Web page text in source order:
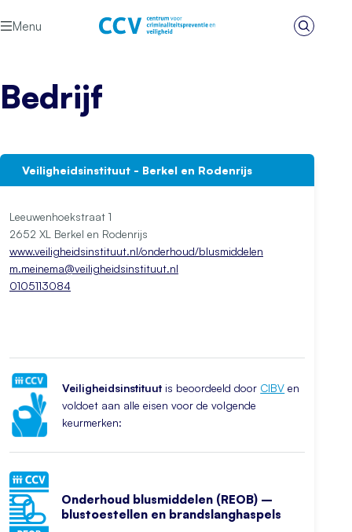
Menu
Zoeken
Bedrijf
Veiligheidsinstituut - Berkel en Rodenrijs
Leeuwenhoekstraat 1
2652 XL Berkel en Rodenrijs
www.veiligheidsinstituut.nl/onderhoud/blusmiddelen
m.meinema@veiligheidsinstituut.nl
0105113084
Veiligheidsinstituut is beoordeeld door CIBV en
voldoet aan alle eisen voor de volgende
keurmerken:
Onderhoud blusmiddelen (REOB) –
blustoestellen en brandslanghaspels